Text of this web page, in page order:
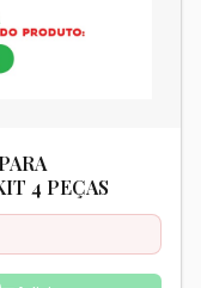
4 PEÇAS